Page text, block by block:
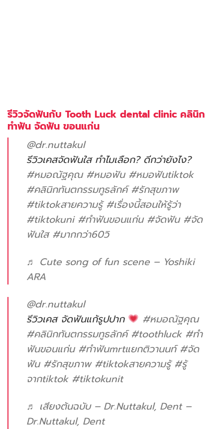
รีวิวจัดฟันกับ Tooth Luck dental clinic คลินิก
ทำฟัน จัดฟัน ขอนแก่น
@dr.nuttakul
รีวิวเคสจัดฟันใส ทำไมเลือก? ดีกว่ายังไง?
#หมอณัฐคุณ #หมอฟัน #หมอฟันtiktok
#คลินิกทันตกรรมทูธลักค์ #รักสุขภาพ
#tiktokสายความรู้ #เรื่องนี้สอนให้รู้ว่า
#tiktokuni #ทําฟันขอนแก่น #จัดฟัน #จัด
ฟันใส #มากกว่า60วิ
♬ Cute song of fun scene – Yoshiki
ARA
@dr.nuttakul
รีวิวเคส จัดฟันแก้รูปปาก
#หมอณัฐคุณ
#คลินิกทันตกรรมทูธลักค์ #toothluck #ทํา
ฟันขอนแก่น #ทําฟันmrtแยกติวานนท์ #จัด
ฟัน #รักสุขภาพ #tiktokสายความรู้ #รู้
จากtiktok #tiktokunit
♬ เสียงต้นฉบับ – Dr.Nuttakul, Dent –
Dr.Nuttakul, Dent